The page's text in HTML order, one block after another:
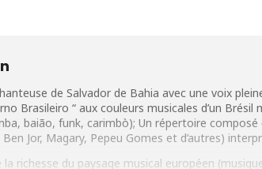
de Salvador de Bahia avec une voix
Brasileiro “ aux couleurs musicales d’un
baião, funk, carimbò); Un répertoire
Ben Jor, Magary, Pepeu Gomes et d’autres)
richesse du paysage musical européen